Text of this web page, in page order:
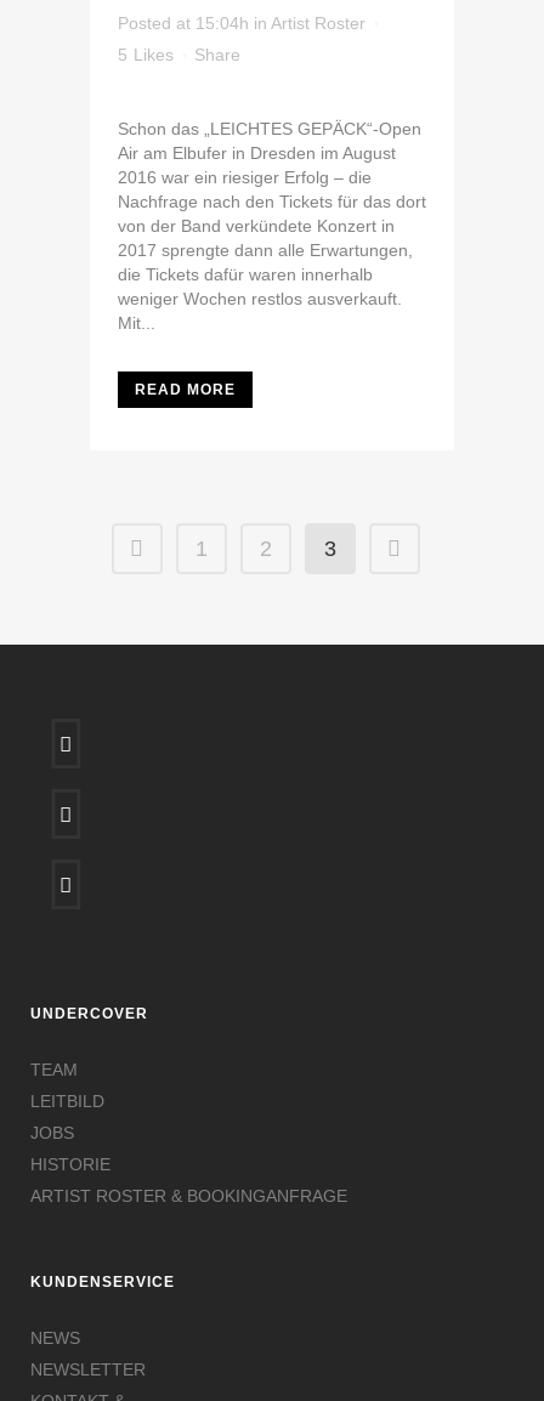
Posted at 15:04h in Artist Roster
5 Likes Share
Schon das „LEICHTES GEPÄCK“-Open
Air am Elbufer in Dresden im August
2016 war ein riesiger Erfolg – die
Nachfrage nach den Tickets für das dort
von der Band verkündete Konzert in
2017 sprengte dann alle Erwartungen,
die Tickets dafür waren innerhalb
weniger Wochen restlos ausverkauft.
Mit...
READ MORE
1 2 3
UNDERCOVER
TEAM
LEITBILD
JOBS
HISTORIE
ARTIST ROSTER & BOOKINGANFRAGE
KUNDENSERVICE
NEWS
NEWSLETTER